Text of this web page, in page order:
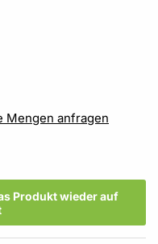
Mengen anfragen
Produkt wieder auf